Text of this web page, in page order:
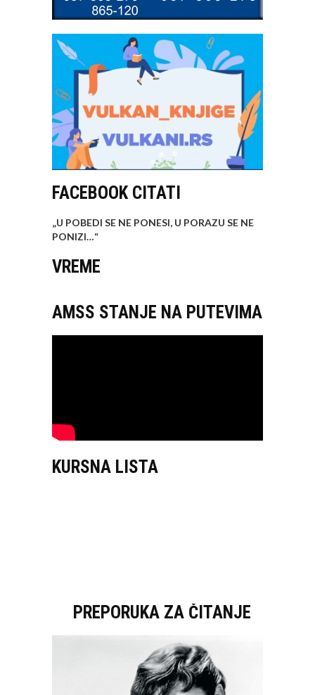
FACEBOOK CITATI
„U POBEDI SE NE PONESI, U PORAZU SE NE
PONIZI…“
VREME
AMSS STANJE NA PUTEVIMA
KURSNA LISTA
PREPORUKA ZA ČITANJE